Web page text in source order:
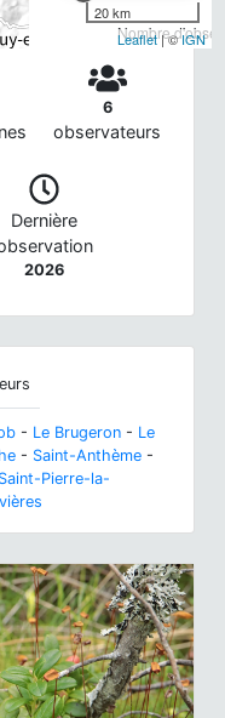
Nombre
20 km
Leaflet| ©IGN
6
observateurs
Dernière
2026
- Le Brugeron - Le
- Saint-Anthème -
Saint-Pierre-la-